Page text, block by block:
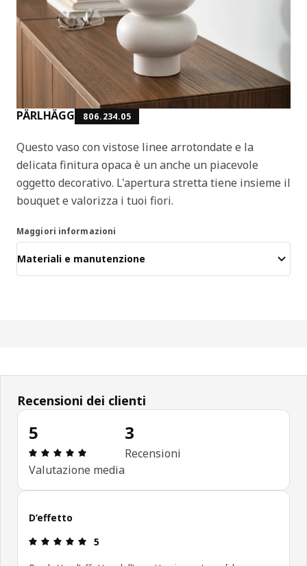
PÄRLHÄGG 806.234.05
Questo vaso con vistose linee arrotondate e la
delicata finitura opaca è un anche un piacevole
oggetto decorativo. L'apertura stretta tiene insieme il
bouquet e valorizza i tuoi fiori.
Maggiori informazioni
Materiali e manutenzione
Recensioni dei clienti
5
Recensione: 5 di 5 stelle. Recensioni totali: 3
Valutazione media
3
Recensioni
D’effetto
Recensione: 5 di 5 stelle.
5